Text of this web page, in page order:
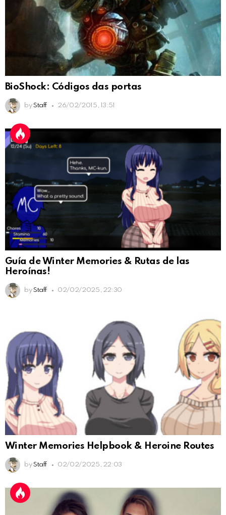
BioShock: Códigos das portas
by Staff 26/02/2015, 13:51
Guía de Winter Memories & Rutas de las
Heroínas!
by Staff 02/02/2025, 22:30
Winter Memories Helpbook & Heroine Routes
by Staff 02/02/2025, 22:03